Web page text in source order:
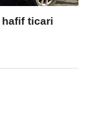
hafif ticari